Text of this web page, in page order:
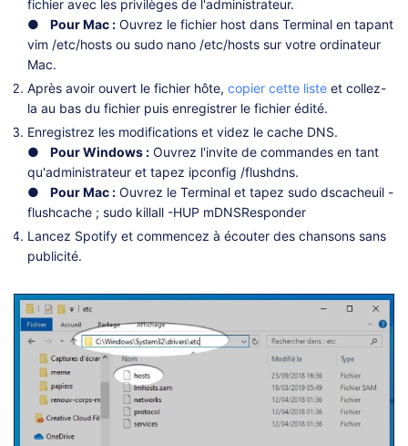
fichier avec les privilèges de l'administrateur.
● Pour Mac : Ouvrez le fichier host dans Terminal en tapant
vim /etc/hosts ou sudo nano /etc/hosts sur votre ordinateur
Mac.
Après avoir ouvert le fichier hôte, copier cette liste et collez-
la au bas du fichier puis enregistrer le fichier édité.
Enregistrez les modifications et videz le cache DNS.
● Pour Windows : Ouvrez l'invite de commandes en tant
qu'administrateur et tapez ipconfig /flushdns.
● Pour Mac : Ouvrez le Terminal et tapez sudo dscacheuil -
flushcache ; sudo killall -HUP mDNSResponder
Lancez Spotify et commencez à écouter des chansons sans
publicité.